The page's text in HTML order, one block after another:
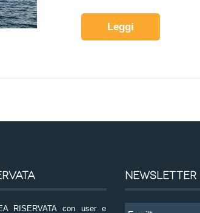
Leggi
RISERVATA con user e
NEWSLETTER